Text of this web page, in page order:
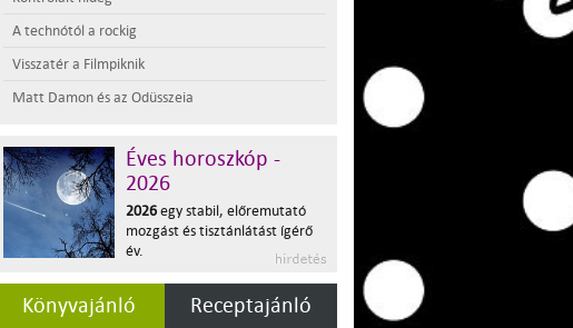
A technótól a rockig
Visszatér a Filmpiknik
Matt Damon és az Odüsszeia
Éves horoszkóp -
2026
2026 egy stabil, előremutató
mozgást és tisztánlátást ígérő
év.
Könyvajánló Receptajánló